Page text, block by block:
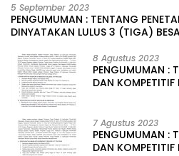
5 September 2023
PENGUMUMAN : TENTANG
DINYATAKAN LULUS 3 (TIGA)
LINGKUNGAN PEMERINTAH
8 Agustus 2023
PENGUMUMAN :
DAN
KABUPATEN
7 Agustus 2023
PENGUMUMAN :
DAN